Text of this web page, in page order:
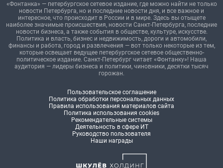
«Фонтанка» — петербургское сетевое издание, где можно найти не только
новости Петербурга, но и последние новости дня, и все важное и
интересное, что происходит в России и в мире. Здесь вы отыщете
наиболее значимые происшествия, новости Санкт-Петербурга, последние
новости бизнеса, а также события в обществе, культуре, искусстве.
Политика и власть, бизнес и недвижимость, дороги и автомобили,
финансы и работа, город и развлечения — вот только некоторые из тем,
которые освещает ведущее петербургское сетевое общественно-
политическое издание. Санкт-Петербург читает «Фонтанку»! Наша
аудитория — лидеры бизнеса и политики, чиновники, десятки тысяч
горожан.
Пользовательское соглашение
Политика обработки персональных данных
Правила использования материалов сайта
Политика использования cookies
Рекомендательные системы
Деятельность в сфере ИТ
Руководство пользователя
Наши награды